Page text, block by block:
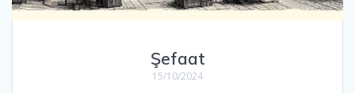
Şefaat
15/10/2024